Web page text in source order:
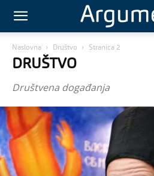
Naslovna Društvo Stranica 2
DRUŠTVO
Društvena događanja